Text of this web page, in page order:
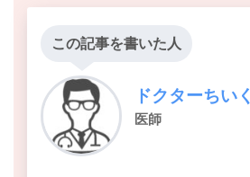
この記事を書いた人
ドクターちいく
医師